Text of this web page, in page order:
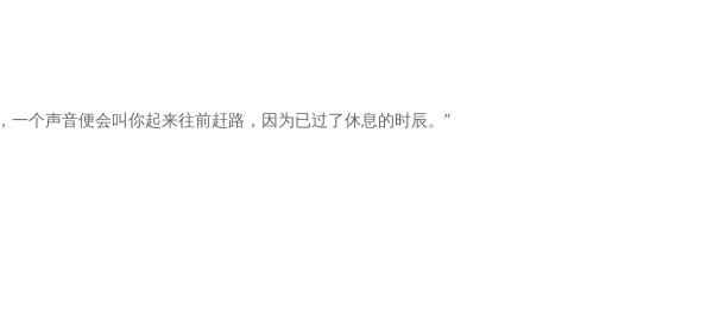
一个声音便会叫你起来往前赶路，因为已过了休息的时辰。”